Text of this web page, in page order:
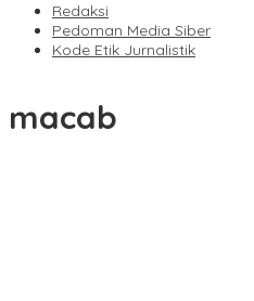
Redaksi
Pedoman Media Siber
Kode Etik Jurnalistik
macab